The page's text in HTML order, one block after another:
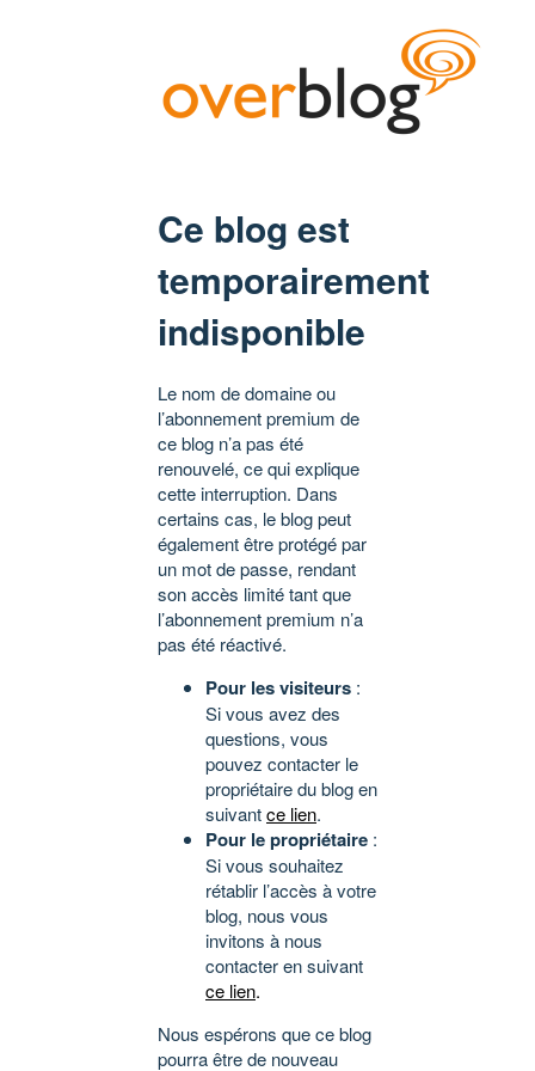
Ce blog est
temporairement
indisponible
Le nom de domaine ou
l’abonnement premium de
ce blog n’a pas été
renouvelé, ce qui explique
cette interruption. Dans
certains cas, le blog peut
également être protégé par
un mot de passe, rendant
son accès limité tant que
l’abonnement premium n’a
pas été réactivé.
Pour les visiteurs :
Si vous avez des
questions, vous
pouvez contacter le
propriétaire du blog en
suivantce lien.
Pour le propriétaire :
Si vous souhaitez
rétablir l’accès à votre
blog, nous vous
invitons à nous
contacter en suivant
ce lien.
Nous espérons que ce blog
pourra être de nouveau